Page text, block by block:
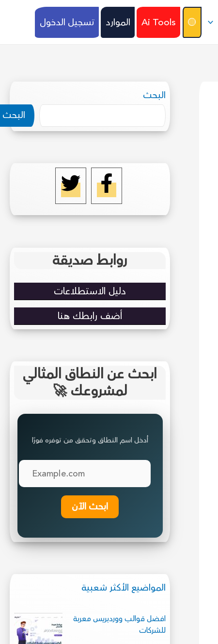
🟡
Ai Tools الموارد تسجيل الدخول
البحث
البحث
روابط صديقة
دليل الاستطلاعات
أضف رابطك هنا
ابحث عن النطاق المثالي
لمشروعك 🚀
أدخل اسم النطاق وتحقق من توفره فورًا
ابحث الآن
المواضيع الأكثر شعبية
افضل قوالب ووردبريس معربة
للشركات